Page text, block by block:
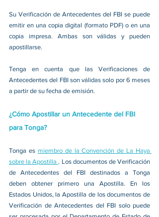
Su Verificación de Antecedentes del FBI se puede
emitir en una copia digital (formato PDF) o en una
copia impresa. Ambas son válidas y pueden
apostillarse.
Tenga en cuenta que las Verificaciones de
Antecedentes del FBI son válidas solo por 6 meses
a partir de su fecha de emisión.
¿Cómo Apostillar un Antecedente del FBI
para Tonga?
Tonga es miembro de la Convención de La Haya
sobre la Apostilla . Los documentos de Verificación
de Antecedentes del FBI destinados a Tonga
deben obtener primero una Apostilla. En los
Estados Unidos, la Apostilla de los documentos de
Verificación de Antecedentes del FBI solo puede